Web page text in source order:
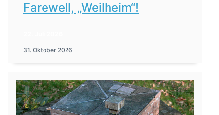
Farewell, „Weilheim“!
31. Oktober 2026